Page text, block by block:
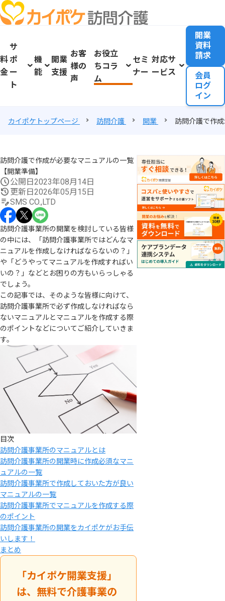
料
金
サ
ポ
ー
ト
機
能
開業
支援
お客
様の
声
お役立
ちコラ
ム
セミ
ナー
対応サ
ービス
開業
資料
請求
会員
ログ
イン
カイポケトップページ 訪問介護 開業 訪問介護で作
訪問介護で作成が必要なマニュアルの一覧
【開業準備】
公開日 2023年08月14日
更新日 2026年05月15日
SMS CO.,LTD
訪問介護事業所の開業を検討している皆様
の中には、「訪問介護事業所ではどんなマ
ニュアルを作成しなければならないの？」
や「どうやってマニュアルを作成すればい
いの？」などとお困りの方もいらっしゃる
でしょう。
この記事では、そのような皆様に向けて、
訪問介護事業所で必ず作成しなければなら
ないマニュアルとマニュアルを作成する際
のポイントなどについてご紹介していきま
す。
目次
訪問介護事業所のマニュアルとは
訪問介護事業所の開業時に作成必須なマニ
ュアルの一覧
訪問介護事業所で作成しておいた方が良い
マニュアルの一覧
訪問介護事業所でマニュアルを作成する際
のポイント
訪問介護事業所の開業をカイポケがお手伝
いします！
まとめ
「カイポケ開業支援」
は、無料で介護事業の